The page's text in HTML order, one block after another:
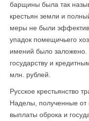
барщины была так
крестьян земли и
меры не были
упадок помещичьего
имений было
государству и
млн. рублей.
Русское крестьянство
Наделы, полученные от
выплаты оброка и